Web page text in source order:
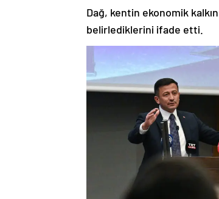
Dağ, kentin ekonomik
belirlediklerini ifade etti.